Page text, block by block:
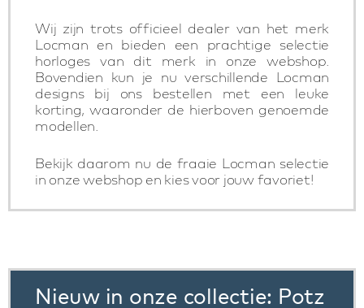
Wij zijn trots officieel dealer van het merk
Locman en bieden een prachtige selectie
horloges van dit merk in onze webshop.
Bovendien kun je nu verschillende Locman
designs bij ons bestellen met een leuke
korting, waaronder de hierboven genoemde
modellen.
Bekijk daarom nu de fraaie Locman selectie
in onze webshop en kies voor jouw favoriet!
Nieuw in onze collectie: Potz